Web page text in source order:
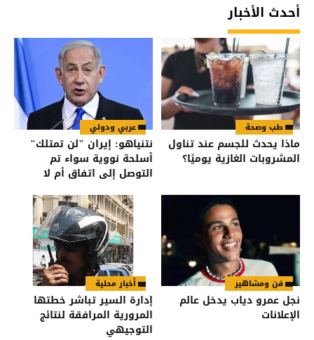
أحدث الأخبار
طب وصحة
ماذا يحدث للجسم عند تناول
المشروبات الغازية يوميًا؟
عربي ودولي
نتنياهو: إيران "لن تمتلك"
أسلحة نووية سواء تم
التوصل إلى اتفاق أم لا
فن ومشاهير
نجل عمرو دياب يدخل عالم
الإعلانات
أخبار محلية
إدارة السير تباشر خطتها
المرورية المرافقة لنتائج
التوجيهي